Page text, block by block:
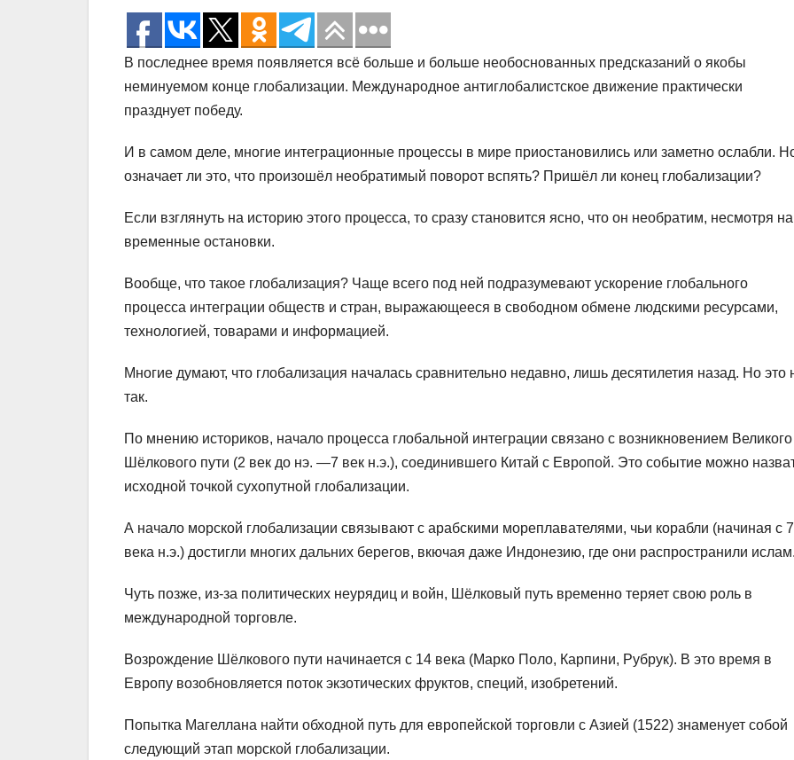
В последнее время появляется всё больше и больше необоснованных предсказаний о якобы
неминуемом конце глобализации. Международное антиглобалистское движение практически
празднует победу.
И в самом деле, многие интеграционные процессы в мире приостановились или заметно ослабли.
означает ли это, что произошёл необратимый поворот вспять? Пришёл ли конец глобализации?
Если взглянуть на историю этого процесса, то сразу становится ясно, что он необратим, несмотря на
временные остановки.
Вообще, что такое глобализация? Чаще всего под ней подразумевают ускорение глобального
процесса интеграции обществ и стран, выражающееся в свободном обмене людскими ресурсами,
технологией, товарами и информацией.
Многие думают, что глобализация началась сравнительно недавно, лишь десятилетия назад. Но это
так.
По мнению историков, начало процесса глобальной интеграции связано с возникновением Великого
Шёлкового пути (2 век до нэ. —7 век н.э.), соединившего Китай с Европой. Это событие можно
исходной точкой сухопутной глобализации.
А начало морской глобализации связывают с арабскими мореплавателями, чьи корабли (начиная с 7
века н.э.) достигли многих дальних берегов, вкючая даже Индонезию, где они распространили
Чуть позже, из-за политических неурядиц и войн, Шёлковый путь временно теряет свою роль в
международной торговле.
Возрождение Шёлкового пути начинается с 14 века (Марко Поло, Карпини, Рубрук). В это время в
Европу возобновляется поток экзотических фруктов, специй, изобретений.
Попытка Магеллана найти обходной путь для европейской торговли с Азией (1522) знаменует собой
следующий этап морской глобализации.